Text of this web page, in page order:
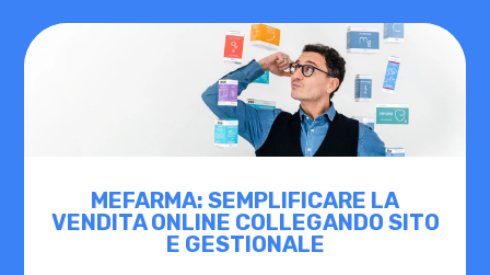
MEFARMA: SEMPLIFICARE LA
VENDITA ONLINE COLLEGANDO SITO
E GESTIONALE